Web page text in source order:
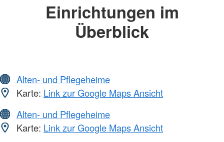
Einrichtungen im
Überblick
Alten- und Pflegeheime
Karte: Link zur Google Maps Ansicht
Alten- und Pflegeheime
Karte: Link zur Google Maps Ansicht